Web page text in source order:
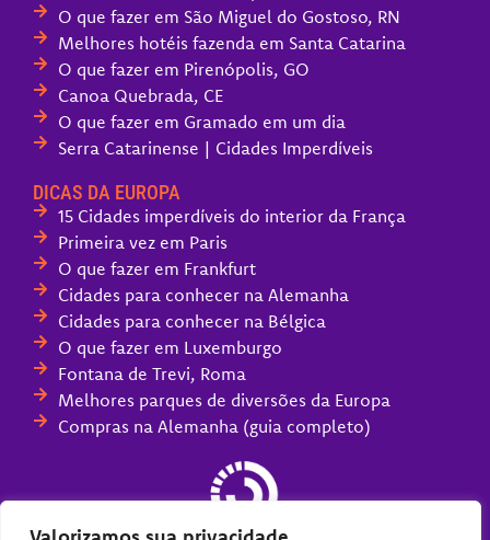
O que fazer em São Miguel do Gostoso, RN
Melhores hotéis fazenda em Santa Catarina
O que fazer em Pirenópolis, GO
Canoa Quebrada, CE
O que fazer em Gramado em um dia
Serra Catarinense | Cidades Imperdíveis
DICAS DA EUROPA
15 Cidades imperdíveis do interior da França
Primeira vez em Paris
O que fazer em Frankfurt
Cidades para conhecer na Alemanha
Cidades para conhecer na Bélgica
O que fazer em Luxemburgo
Fontana de Trevi, Roma
Melhores parques de diversões da Europa
Compras na Alemanha (guia completo)